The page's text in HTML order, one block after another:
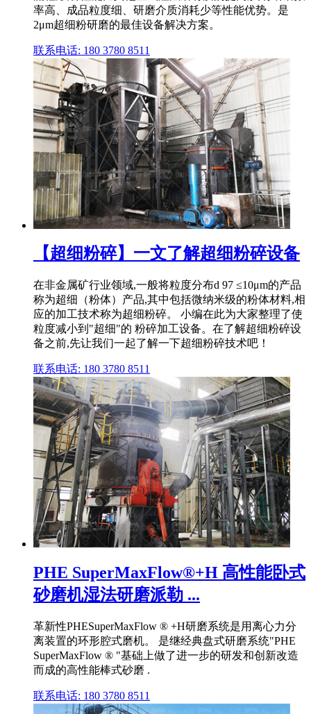
率高、成品粒度细、研磨介质消耗少等性能优势。是
2μm超细粉研磨的最佳设备解决方案。
联系电话: 180 3780 8511
【超细粉碎】一文了解超细粉碎设备
在非金属矿行业领域,一般将粒度分布d 97 ≤10μm的产品
称为超细（粉体）产品,其中包括微纳米级的粉体材料,相
应的加工技术称为超细粉碎。 小编在此为大家整理了使
粒度减小到"超细"的 粉碎加工设备。在了解超细粉碎设
备之前,先让我们一起了解一下超细粉碎技术吧！
联系电话: 180 3780 8511
PHE SuperMaxFlow®+H 高性能卧式
砂磨机湿法研磨派勒 ...
革新性PHESuperMaxFlow ® +H研磨系统是用离心力分
离装置的环形腔式磨机。 是继经典盘式研磨系统"PHE
SuperMaxFlow ® "基础上做了进一步的研发和创新改造
而成的高性能棒式砂磨 .
联系电话: 180 3780 8511